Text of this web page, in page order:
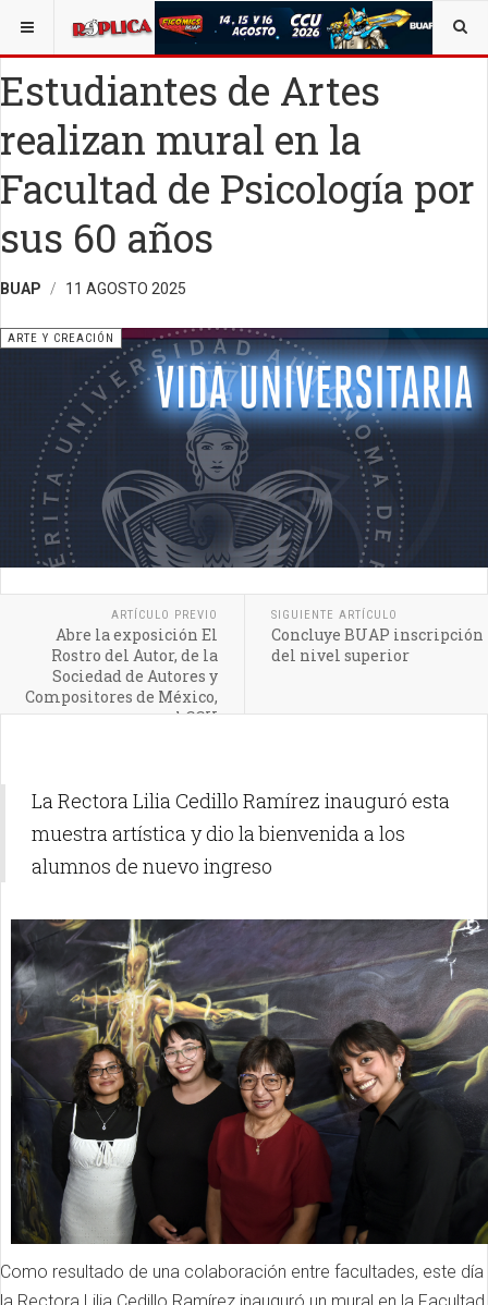
ESTÁ AQUÍ: ARTE OPINIÓN RÉPLICA
Estudiantes de Artes
realizan mural en la
Facultad de Psicología por
sus 60 años
BUAP 11 AGOSTO 2025
ARTE Y CREACIÓN
ARTÍCULO PREVIO
Abre la exposición El
Rostro del Autor, de la
Sociedad de Autores y
Compositores de México,
en el CCU
SIGUIENTE ARTÍCULO
Concluye BUAP inscripción
del nivel superior
La Rectora Lilia Cedillo Ramírez inauguró esta
muestra artística y dio la bienvenida a los
alumnos de nuevo ingreso
Como resultado de una colaboración entre facultades, este día